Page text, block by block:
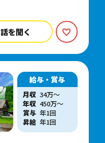
話を聞く
給与・賞与
月収 34万〜
年収 450万〜
賞与 年1回
昇給 年1回